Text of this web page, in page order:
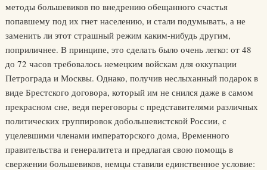
методы большевиков по внедрению обещанного счастья
попавшему под их гнет населению, и стали подумывать, а не
заменить ли этот страшный режим каким-нибудь другим,
поприличнее. В принципе, это сделать было очень легко: от 48
до 72 часов требовалось немецким войскам для оккупации
Петрограда и Москвы. Однако, получив неслыханный подарок в
виде Брестского договора, который им не снился даже в самом
прекрасном сне, ведя переговоры с представителями различных
политических группировок добольшевистской России, с
уцелевшими членами императорского дома, Временного
правительства и генералитета и предлагая свою помощь в
свержении большевиков, немцы ставили единственное условие: